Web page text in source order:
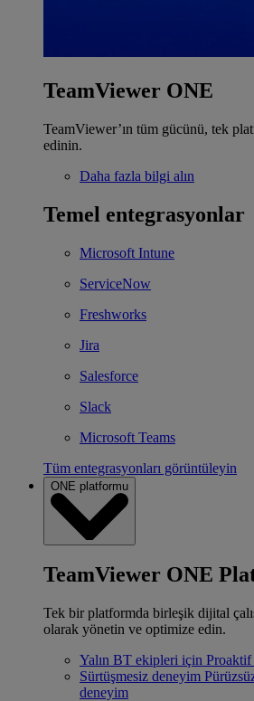
TeamViewer ONE
TeamViewer’ın tüm gücünü, tek
edinin.
Daha fazla bilgi alın
Temel entegrasyonlar
Microsoft Intune
ServiceNow
Freshworks
Jira
Salesforce
Slack
Microsoft Teams
Tüm entegrasyonları görüntüleyin
ONE platformu
TeamViewer ONE
Tek bir platformda birleşik dijital
olarak yönetin ve optimize edin.
Yalın BT ekipleri için Proaktif
Sürtüşmesiz deneyim
deneyim